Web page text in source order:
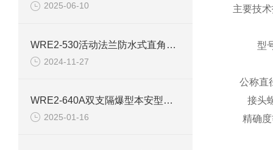
2025-06-10
WRE2-530活动法兰防水式直角双支热电偶
2024-11-27
WRE2-640A双支隔爆型本安型热电偶使用说明
2025-01-16
主要技
型
公称直
接头
精确